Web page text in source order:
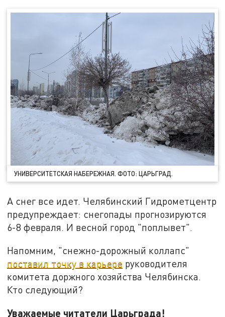
УНИВЕРСИТЕТСКАЯ НАБЕРЕЖНАЯ. ФОТО: ЦАРЬГРАД.
А снег все идет. Челябинский Гидрометцентр
предупреждает: снегопады прогнозируются
6-8 февраля. И весной город "поплывет".
Напомним, "снежно-дорожный коллапс"
поставил точку в карьере руководителя
комитета доржного хозяйства Челябинска.
Кто следующий?
Уважаемые читатели Царьграда!